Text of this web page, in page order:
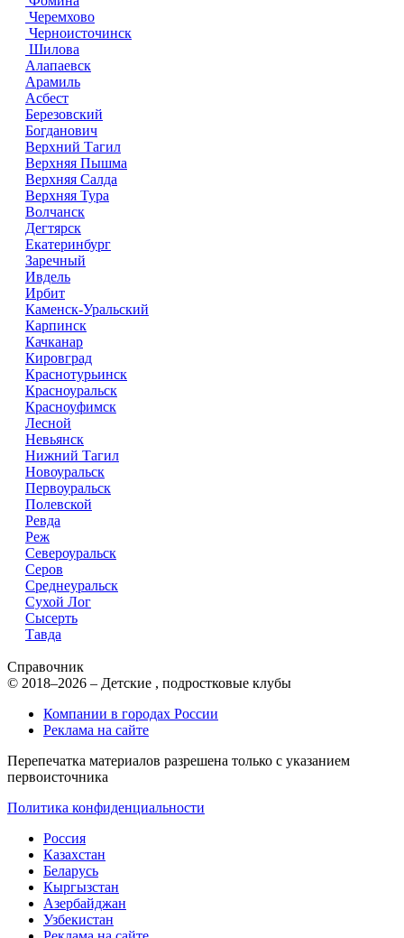
Черемхово
Черноисточинск
Шилова
Алапаевск
Арамиль
Асбест
Березовский
Богданович
Верхний Тагил
Верхняя Пышма
Верхняя Салда
Верхняя Тура
Волчанск
Дегтярск
Екатеринбург
Заречный
Ивдель
Ирбит
Каменск-Уральский
Карпинск
Качканар
Кировград
Краснотурьинск
Красноуральск
Красноуфимск
Лесной
Невьянск
Нижний Тагил
Новоуральск
Первоуральск
Полевской
Ревда
Реж
Североуральск
Серов
Среднеуральск
Сухой Лог
Сысерть
Тавда
Справочник
© 2018–2026 – Детские , подростковые клубы
Компании в городах России
Реклама на сайте
Перепечатка материалов разрешена только с указанием
первоисточника
Политика конфиденциальности
Россия
Казахстан
Беларусь
Кыргызстан
Азербайджан
Узбекистан